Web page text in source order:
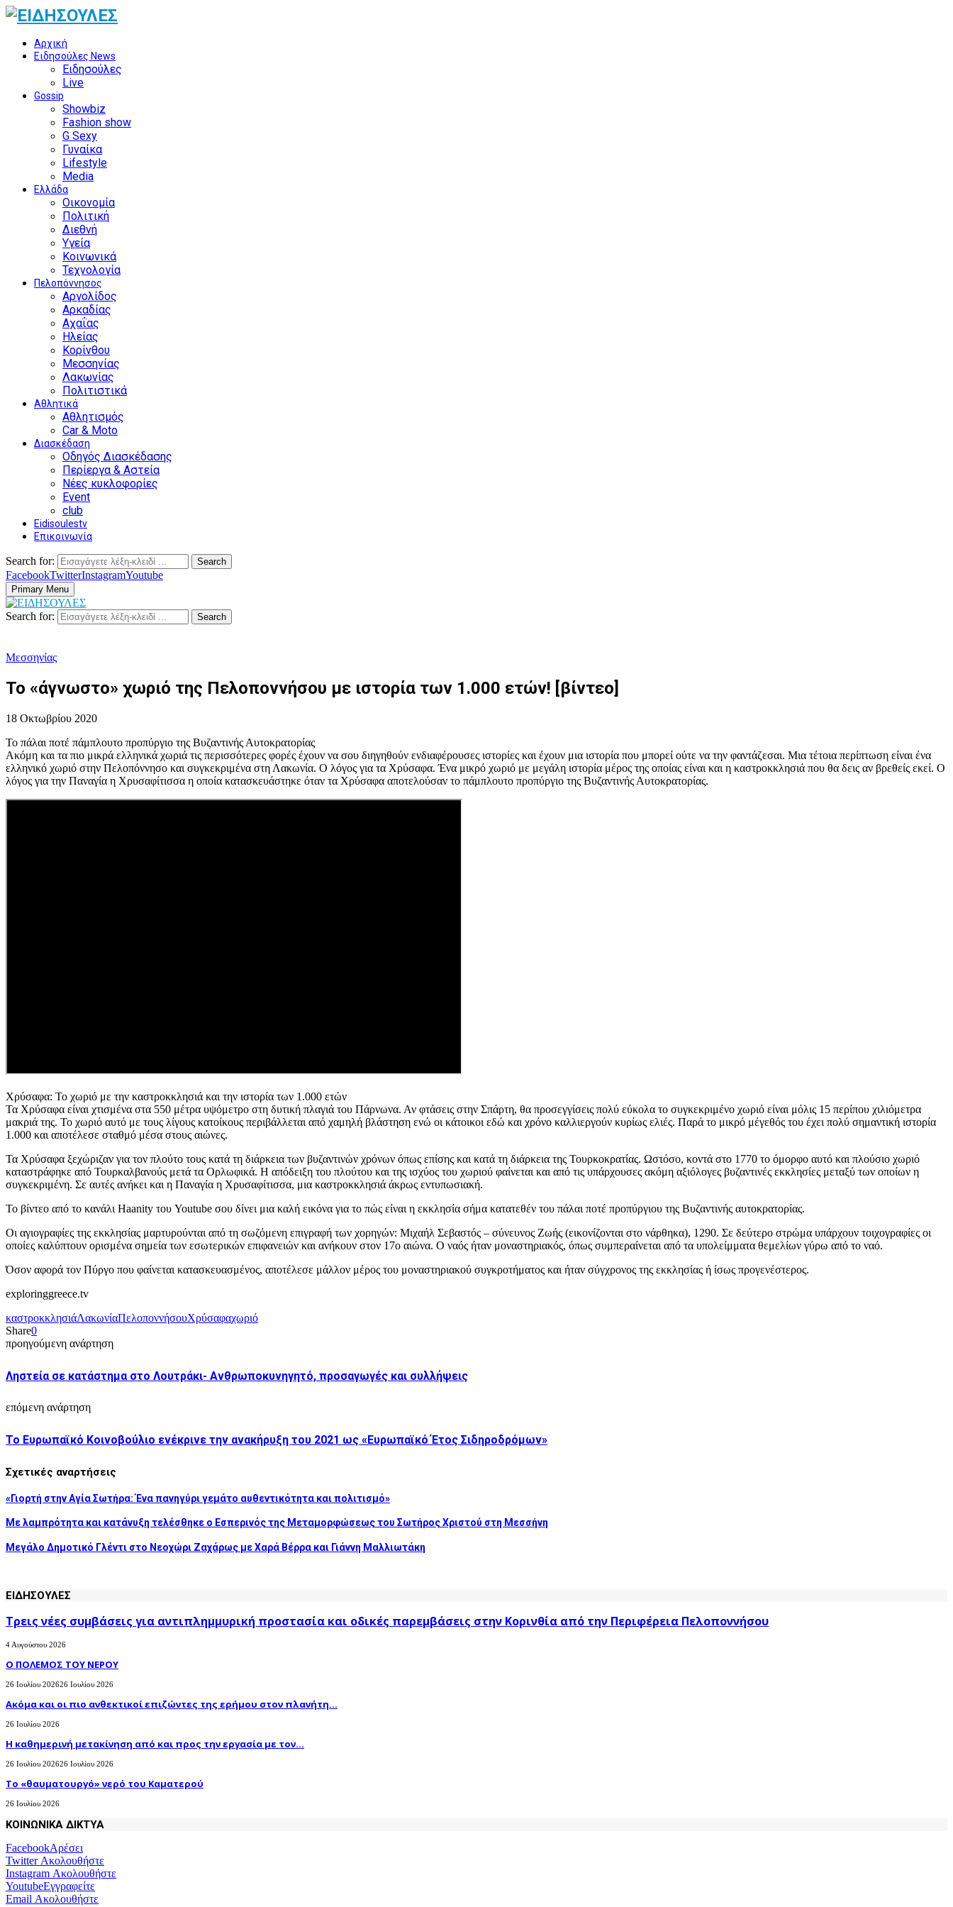
Αρχική
Ειδησούλες News
Ειδησούλες
Live
Gossip
Showbiz
Fashion show
G Sexy
Γυναίκα
Lifestyle
Media
Ελλάδα
Οικονομία
Πολιτική
Διεθνή
Υγεία
Κοινωνικά
Τεχνολογία
Πελοπόννησος
Αργολίδος
Αρκαδίας
Αχαΐας
Ηλείας
Κορίνθου
Μεσσηνίας
Λακωνίας
Πολιτιστικά
Αθλητικά
Αθλητισμός
Car & Moto
Διασκέδαση
Οδηγός Διασκέδασης
Περίεργα & Αστεία
Νέες κυκλοφορίες
Event
club
Eidisoulestv
Επικοινωνία
Search for: Search
FacebookTwitterInstagramYoutube
Primary Menu
Search for: Search
Μεσσηνίας
Το «άγνωστο» χωριό της Πελοποννήσου με ιστορία των 1.000 ετών! [βίντεο]
18 Οκτωβρίου 2020
Το πάλαι ποτέ πάμπλουτο προπύργιο της Βυζαντινής Αυτοκρατορίας
Ακόμη και τα πιο μικρά ελληνικά χωριά τις περισσότερες φορές έχουν να σου διηγηθούν ενδιαφέρουσες ιστορίες και έχουν μια ιστορία που μπορεί ούτε να την φαντάζεσαι. Μια τέτοια περίπτωση είναι ένα
ελληνικό χωριό στην Πελοπόννησο και συγκεκριμένα στη Λακωνία. Ο λόγος για τα Χρύσαφα. Ένα μικρό χωριό με μεγάλη ιστορία μέρος της οποίας είναι και η καστροκκλησιά που θα δεις αν βρεθείς εκεί. Ο
λόγος για την Παναγία η Χρυσαφίτισσα η οποία κατασκευάστηκε όταν τα Χρύσαφα αποτελούσαν το πάμπλουτο προπύργιο της Βυζαντινής Αυτοκρατορίας.
Χρύσαφα: Το χωριό με την καστροκκλησιά και την ιστορία των 1.000 ετών
Τα Χρύσαφα είναι χτισμένα στα 550 μέτρα υψόμετρο στη δυτική πλαγιά του Πάρνωνα. Αν φτάσεις στην Σπάρτη, θα προσεγγίσεις πολύ εύκολα το συγκεκριμένο χωριό είναι μόλις 15 περίπου χιλιόμετρα
μακριά της. Το χωριό αυτό με τους λίγους κατοίκους περιβάλλεται από χαμηλή βλάστηση ενώ οι κάτοικοι εδώ και χρόνο καλλιεργούν κυρίως ελιές. Παρά το μικρό μέγεθός του έχει πολύ σημαντική ιστορία
1.000 και αποτέλεσε σταθμό μέσα στους αιώνες.
Τα Χρύσαφα ξεχώριζαν για τον πλούτο τους κατά τη διάρκεια των βυζαντινών χρόνων όπως επίσης και κατά τη διάρκεια της Τουρκοκρατίας. Ωστόσο, κοντά στο 1770 το όμορφο αυτό και πλούσιο χωριό
καταστράφηκε από Τουρκαλβανούς μετά τα Ορλωφικά. Η απόδειξη του πλούτου και της ισχύος του χωριού φαίνεται και από τις υπάρχουσες ακόμη αξιόλογες βυζαντινές εκκλησίες μεταξύ των οποίων η
συγκεκριμένη. Σε αυτές ανήκει και η Παναγία η Χρυσαφίτισσα, μια καστροκκλησιά άκρως εντυπωσιακή.
Το βίντεο από το κανάλι Haanity του Youtube σου δίνει μια καλή εικόνα για το πώς είναι η εκκλησία σήμα κατατεθέν του πάλαι ποτέ προπύργιου της Βυζαντινής αυτοκρατορίας.
Οι αγιογραφίες της εκκλησίας μαρτυρούνται από τη σωζόμενη επιγραφή των χορηγών: Μιχαήλ Σεβαστός – σύνευνος Ζωής (εικονίζονται στο νάρθηκα), 1290. Σε δεύτερο στρώμα υπάρχουν τοιχογραφίες οι
οποίες καλύπτουν ορισμένα σημεία των εσωτερικών επιφανειών και ανήκουν στον 17ο αιώνα. Ο ναός ήταν μοναστηριακός, όπως συμπεραίνεται από τα υπολείμματα θεμελίων γύρω από το ναό.
Όσον αφορά τον Πύργο που φαίνεται κατασκευασμένος, αποτέλεσε μάλλον μέρος του μοναστηριακού συγκροτήματος και ήταν σύγχρονος της εκκλησίας ή ίσως προγενέστερος.
exploringgreece.tv
καστροκκλησιάΛακωνίαΠελοποννήσουΧρύσαφαχωριό
Share0
προηγούμενη ανάρτηση
Ληστεία σε κατάστημα στο Λουτράκι- Ανθρωποκυνηγητό, προσαγωγές και συλλήψεις
επόμενη ανάρτηση
Το Ευρωπαϊκό Κοινοβούλιο ενέκρινε την ανακήρυξη του 2021 ως «Ευρωπαϊκό Έτος Σιδηροδρόμων»
Σχετικές αναρτήσεις
«Γιορτή στην Αγία Σωτήρα: Ένα πανηγύρι γεμάτο αυθεντικότητα και πολιτισμό»
Με λαμπρότητα και κατάνυξη τελέσθηκε ο Εσπερινός της Μεταμορφώσεως του Σωτήρος Χριστού στη Μεσσήνη
Μεγάλο Δημοτικό Γλέντι στο Νεοχώρι Ζαχάρως με Χαρά Βέρρα και Γιάννη Μαλλιωτάκη
ΕΙΔΗΣΟΥΛΕΣ
Τρεις νέες συμβάσεις για αντιπλημμυρική προστασία και οδικές παρεμβάσεις στην Κορινθία από την Περιφέρεια Πελοποννήσου
4 Αυγούστου 2026
Ο ΠΟΛΕΜΟΣ ΤΟΥ ΝΕΡΟΥ
26 Ιουλίου 202626 Ιουλίου 2026
Ακόμα και οι πιο ανθεκτικοί επιζώντες της ερήμου στον πλανήτη...
26 Ιουλίου 2026
H καθημερινή μετακίνηση από και προς την εργασία με τον...
26 Ιουλίου 202626 Ιουλίου 2026
Το «θαυματουργό» νερό του Καματερού
26 Ιουλίου 2026
ΚΟΙΝΩΝΙΚΑ ΔΙΚΤΥΑ
FacebookΑρέσει
TwitterΑκολουθήστε
Instagram Ακολουθήστε
YoutubeΕγγραφείτε
Email Ακολουθήστε